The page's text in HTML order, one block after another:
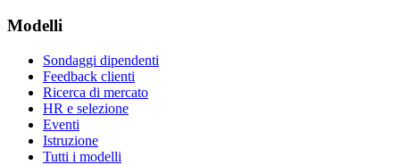
Modelli
Sondaggi dipendenti
Feedback clienti
Ricerca di mercato
HR e selezione
Eventi
Istruzione
Tutti i modelli